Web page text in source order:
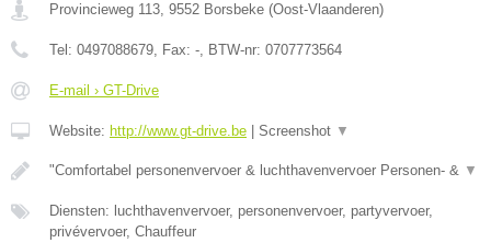
Provincieweg 113, 9552 Borsbeke (Oost-Vlaanderen)
Tel: 0497088679, Fax: -, BTW-nr: 0707773564
E-mail › GT-Drive
Website: http://www.gt-drive.be Screenshot ▼
"Comfortabel personenvervoer & luchthavenvervoer Personen- & ▼
Diensten: luchthavenvervoer, personenvervoer, partyvervoer,
privévervoer, Chauffeur